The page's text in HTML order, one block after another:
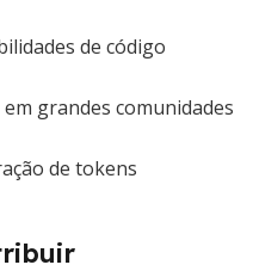
de código
grandes comunidades
de tokens